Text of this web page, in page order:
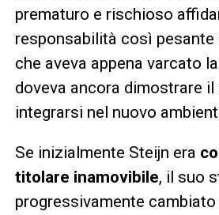
prematuro e rischioso
responsabilità così pesante
che aveva appena varcato
doveva ancora dimostrare il
integrarsi nel nuovo
Se inizialmente Steijn era
titolare inamovibile, il suo
progressivamente